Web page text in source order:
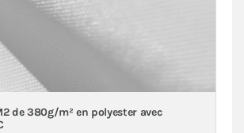
de 380g/m² en polyester avec